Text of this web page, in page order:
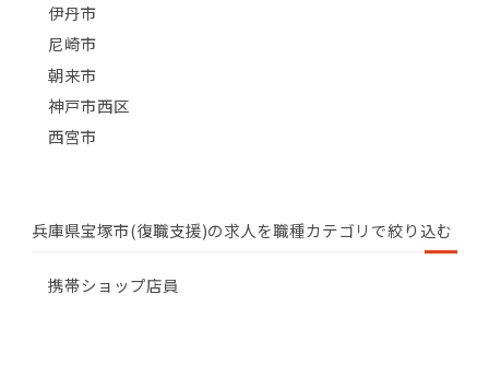
伊丹市
尼崎市
朝来市
神戸市西区
西宮市
兵庫県宝塚市(復職支援)の求人を職種カテゴリで絞り込む
携帯ショップ店員